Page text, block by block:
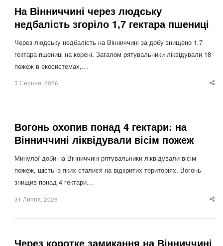
На Вінниччині через людську
недбалість згоріло 1,7 гектара пшениці
Через людську недбалість на Вінниччині за добу знищено 1,7
гектара пшениці на корені. Загалом рятувальники ліквідували 18
пожеж в екосистемах,…
3 Серпня, 2026
Вогонь охопив понад 4 гектари: на
Вінниччині ліквідували вісім пожеж
Минулої доби на Вінниччині рятувальники ліквідували вісім
пожеж, шість із яких сталися на відкритих територіях. Вогонь
знищив понад 4 гектари…
31 Липня, 2026
Через коротке замикання на Вінниччині